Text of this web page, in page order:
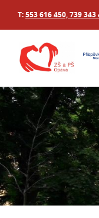
T:553 616 450, 739 343